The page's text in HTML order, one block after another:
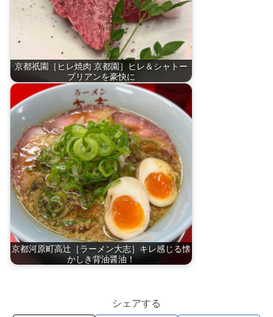
京都祇園［ヒレ焼肉 京都園］ヒレ＆シャトー
ブリアンを豪快に
京都河原町高辻［ラーメン大志］キレ感じる懐
かしき背油醤油！
シェアする